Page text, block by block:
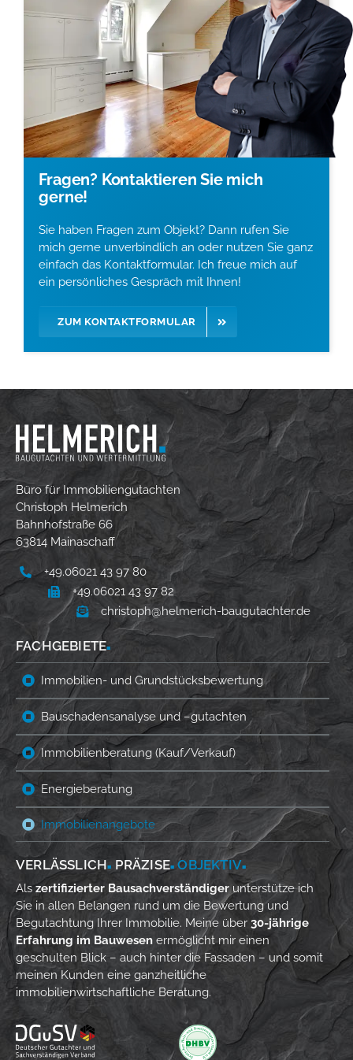
Fragen? Kontaktieren Sie mich
gerne!
Sie haben Fragen zum Objekt? Dann rufen Sie
mich gerne unverbindlich an oder nutzen Sie ganz
einfach das Kontaktformular. Ich freue mich auf
ein persönliches Gespräch mit Ihnen!
ZUM KONTAKTFORMULAR
Büro für Immobiliengutachten
Christoph Helmerich
Bahnhofstraße 66
63814 Mainaschaff
+49.06021 43 97 80
+49.06021 43 97 82
christoph@helmerich-baugutachter.de
FACHGEBIETE■
Immobilien- und Grundstücksbewertung
Bauschadensanalyse und –gutachten
Immobilienberatung (Kauf/Verkauf)
Energieberatung
Immobilienangebote
VERLÄSSLICH‎■ PRÄZISE‎■ OBJEKTIV■
Alszertifizierter Bausachverständigerunterstütze ich
Sie in allen Belangen rund um die Bewertung und
Begutachtung Ihrer Immobilie. Meine über 30-jährige
Erfahrung im Bauwesenermöglicht mir einen
geschulten Blick – auch hinter die Fassaden – und somit
meinen Kunden eine ganzheitliche
immobilienwirtschaftliche Beratung.